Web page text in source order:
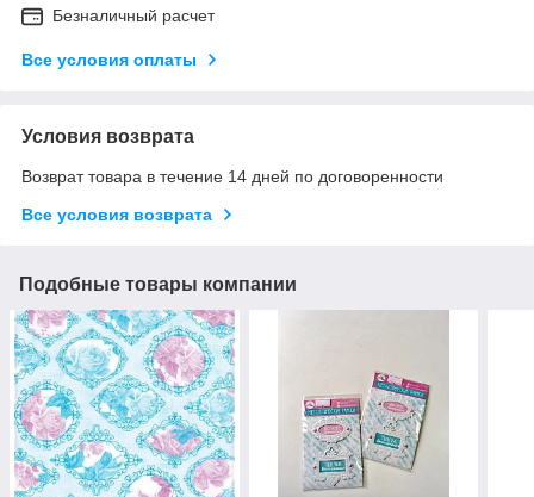
Безналичный расчет
Все условия оплаты
Условия возврата
Возврат товара в течение 14 дней по договоренности
Все условия возврата
Подобные товары компании